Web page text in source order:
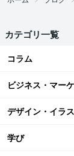
カテゴリ一覧
コラム
ビジネス・マー
デザイン・イラ
学び